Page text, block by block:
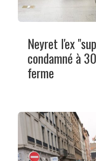
Neyret l'ex
condamné à
ferme